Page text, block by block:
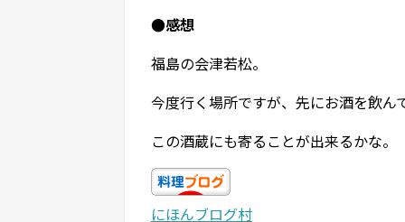
●感想
福島の会津若松。
今度行く場所ですが、先にお酒を飲ん
この酒蔵にも寄ることが出来るかな。
にほんブログ村